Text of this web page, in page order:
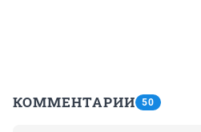
КОММЕНТАРИИ 50